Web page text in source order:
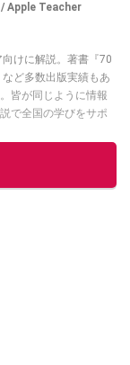
Apple Teacher
けに解説。著書『70
ど多数出版実績もあ
皆が同じように情報
で全国の学びをサポ
の他の記事を読む